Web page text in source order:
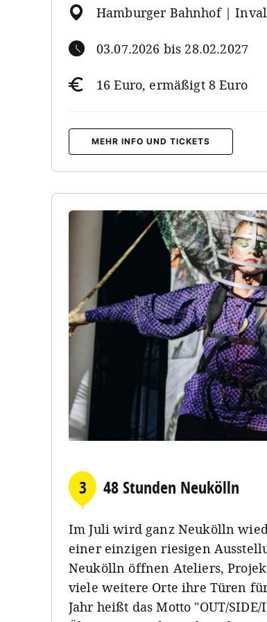
Hamburger Bahnhof |
03.07.2026 bis 28.02.2027
16 Euro, ermäßigt 8 Euro
MEHR INFO UND TICKETS
3 48 Stunden Neukölln
Im Juli wird ganz Neukölln
einer einzigen riesigen
Neukölln öffnen Ateliers,
viele weitere Orte ihre Türen
Jahr heißt das Motto "OUT/